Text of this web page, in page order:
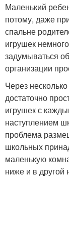
Маленький
потому, даже
спальне
игрушек
задумываться
организации
Через
достаточно
игрушек с
наступлением
проблема
школьных
маленькую
ниже и в другой